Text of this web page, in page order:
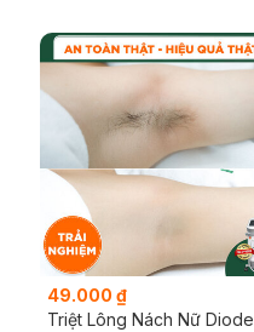
49.000 ₫
Triệt Lông Nách Nữ Diode